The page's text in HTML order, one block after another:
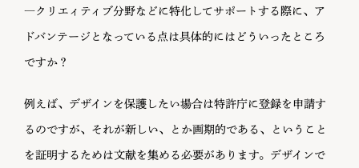
―クリエィティブ分野などに特化してサポートする際に、ア
ドバンテージとなっている点は具体的にはどういったところ
ですか？
例えば、デザインを保護したい場合は特許庁に登録を申請す
るのですが、それが新しい、とか画期的である、ということ
を証明するためは文献を集める必要があります。デザインで